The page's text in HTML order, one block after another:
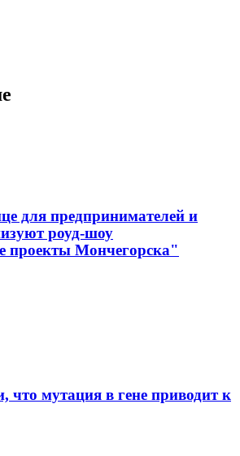
для предпринимателей и
роуд-шоу
проекты Мончегорска"
что мутация в гене приводит к